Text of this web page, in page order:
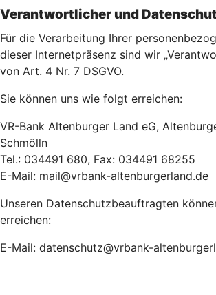
Verantwortlicher und
Für die Verarbeitung Ihrer
dieser Internetpräsenz sind wir
von Art. 4 Nr. 7 DSGVO.
Sie können uns wie folgt erreichen:
VR-Bank Altenburger Land eG,
Schmölln
Tel.: 034491 680, Fax: 034491 68255
E-Mail: mail@vrbank-altenburgerland.de
Unseren Datenschutzbeauftragten
erreichen:
E-Mail: datenschutz@vrbank-